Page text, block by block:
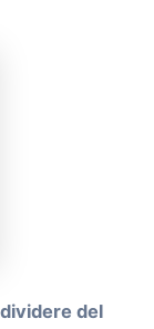
del